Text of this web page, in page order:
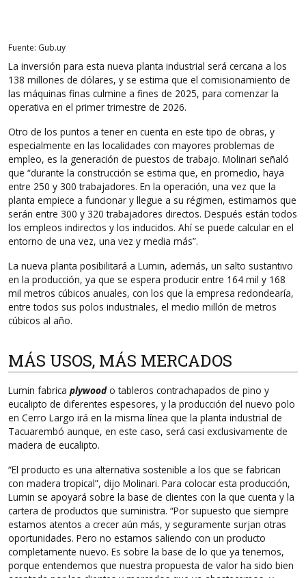
Fuente: Gub.uy
La inversión para esta nueva planta industrial será cercana a los
138 millones de dólares, y se estima que el comisionamiento de
las máquinas finas culmine a fines de 2025, para comenzar la
operativa en el primer trimestre de 2026.
Otro de los puntos a tener en cuenta en este tipo de obras, y
especialmente en las localidades con mayores problemas de
empleo, es la generación de puestos de trabajo. Molinari señaló
que “durante la construcción se estima que, en promedio, haya
entre 250 y 300 trabajadores. En la operación, una vez que la
planta empiece a funcionar y llegue a su régimen, estimamos que
serán entre 300 y 320 trabajadores directos. Después están todos
los empleos indirectos y los inducidos. Ahí se puede calcular en el
entorno de una vez, una vez y media más”.
La nueva planta posibilitará a Lumin, además, un salto sustantivo
en la producción, ya que se espera producir entre 164 mil y 168
mil metros cúbicos anuales, con los que la empresa redondearía,
entre todos sus polos industriales, el medio millón de metros
cúbicos al año.
MÁS USOS, MÁS MERCADOS
Lumin fabrica plywoodo tableros contrachapados de pino y
eucalipto de diferentes espesores, y la producción del nuevo polo
en Cerro Largo irá en la misma línea que la planta industrial de
Tacuarembó aunque, en este caso, será casi exclusivamente de
madera de eucalipto.
“El producto es una alternativa sostenible a los que se fabrican
con madera tropical”, dijo Molinari. Para colocar esta producción,
Lumin se apoyará sobre la base de clientes con la que cuenta y la
cartera de productos que suministra. “Por supuesto que siempre
estamos atentos a crecer aún más, y seguramente surjan otras
oportunidades. Pero no estamos saliendo con un producto
completamente nuevo. Es sobre la base de lo que ya tenemos,
porque entendemos que nuestra propuesta de valor ha sido bien